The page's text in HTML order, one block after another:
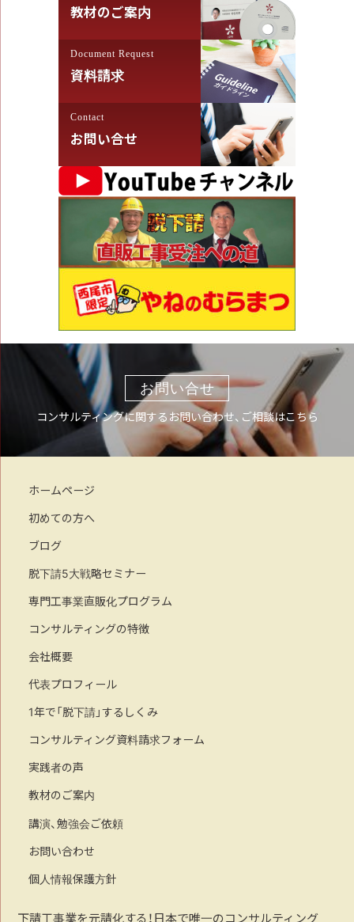
教材のご案内
Document Request
資料請求
Contact
お問い合せ
お問い合せ
コンサルティングに関するお問い合わせ、ご相談はこちら
ホームページ
初めての方へ
ブログ
脱下請5大戦略セミナー
専門工事業直販化プログラム
コンサルティングの特徴
会社概要
代表プロフィール
1年で「脱下請」するしくみ
コンサルティング資料請求フォーム
実践者の声
教材のご案内
講演、勉強会ご依頼
お問い合わせ
個人情報保護方針
下請工事業を元請化する！日本で唯一のコンサルティング